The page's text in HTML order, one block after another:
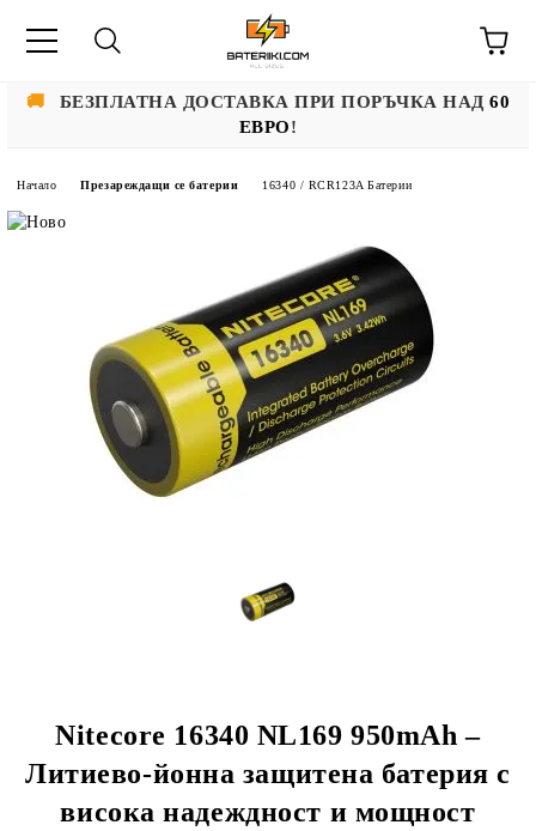
🚚 БЕЗПЛАТНА ДОСТАВКА ПРИ ПОРЪЧКА НАД60
ЕВРО!
Начало Презареждащи се батерии 16340 / RCR123A Батерии
Nitecore 16340 NL169 950mAh –
Литиево-йонна защитена батерия с
висока надеждност и мощност